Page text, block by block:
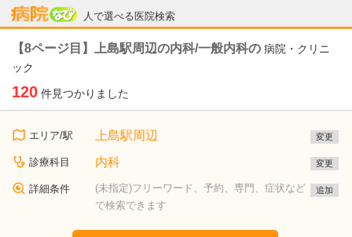
人で選べる医院検索
病院なび
【8ページ目】上島駅周辺の内科/一般内科の 病院・クリニ
ック
120 件見つかりました
エリア/駅 上島駅周辺 変更
診療科目 内科 変更
詳細条件
(未指定)フリーワード、予約、専門、症状など
で検索できます
追加